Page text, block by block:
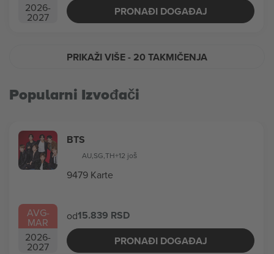
2026-
2027
PRONAĐI DOGAĐAJ
PRIKAŽI VIŠE- 20 TAKMIČENJA
Popularni Izvođači
AVG-
MAR
2026-
2027
BTS
AU,SG,TH+12 još
9479 Karte
od15.839 RSD
PRONAĐI DOGAĐAJ